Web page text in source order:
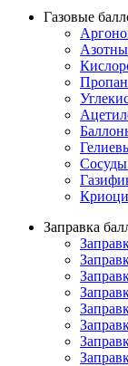
Газовые
Заправка